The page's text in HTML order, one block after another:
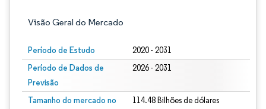
Visão Geral do Mercado
Período de Estudo 2020 - 2031
Período de Dados de
Previsão
2026 - 2031
Tamanho do mercado no
114.48 Bilhões de dólares